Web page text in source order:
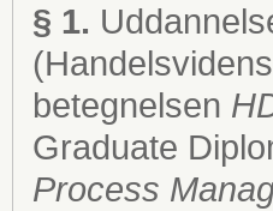
§ 1.
betegnelsen
Graduate
Process